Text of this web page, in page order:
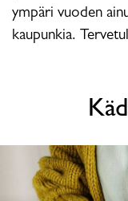
ympäri vuoden
kaupunkia.